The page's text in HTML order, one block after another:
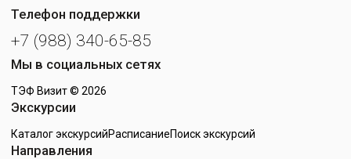
Телефон поддержки
+7 (988) 340-65-85
Мы в социальных сетях
ТЭФ Визит© 2026
Экскурсии
Каталог экскурсийРасписаниеПоиск экскурсий
Направления